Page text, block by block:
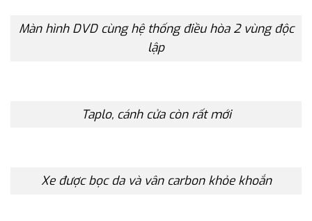
Màn hình DVD cùng hệ thống điều hòa 2 vùng độc
lập
Taplo, cánh cửa còn rất mới
Xe được bọc da và vân carbon khỏe khoắn